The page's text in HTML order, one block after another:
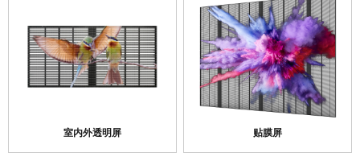
室内外透明屏 贴膜屏